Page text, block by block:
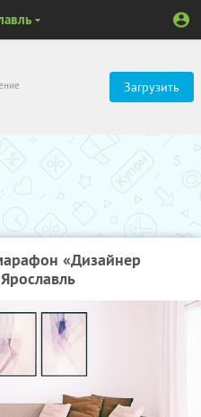
Загрузить
«Дизайнер